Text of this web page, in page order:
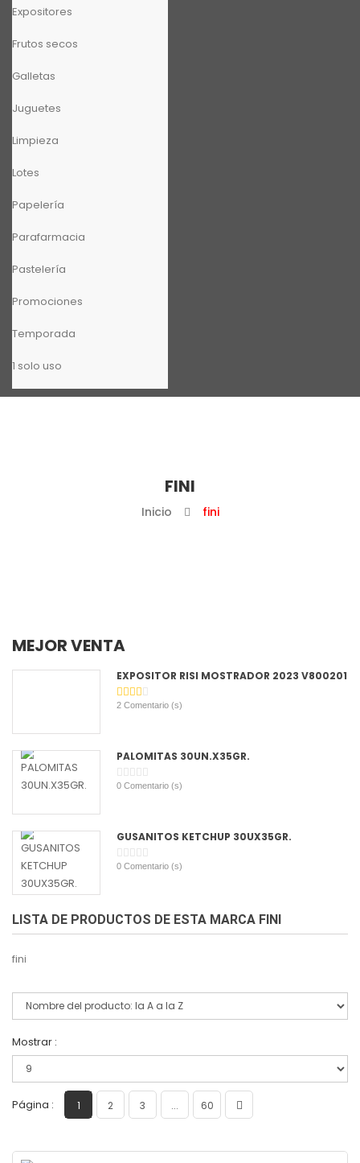
Expositores
Frutos secos
Galletas
Juguetes
Limpieza
Lotes
Papelería
Parafarmacia
Pastelería
Promociones
Temporada
1 solo uso
FINI
Inicio fini
MEJOR VENTA
EXPOSITOR RISI MOSTRADOR 2023 V800201
2 Comentario (s)
PALOMITAS 30UN.X35GR.
0 Comentario (s)
GUSANITOS KETCHUP 30UX35GR.
0 Comentario (s)
LISTA DE PRODUCTOS DE ESTA MARCA FINI
fini
Mostrar :
Página : 1 2 3 ... 60